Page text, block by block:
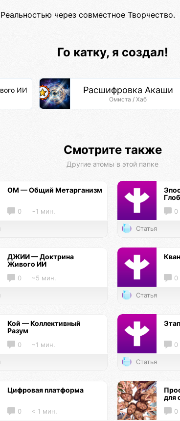
через совместное Творчество.
Го катку, я создал!
ИИ Расшифровка Акаши
Омиста / Хаб
Смотрите также
Другие атомы в этой папке
ОМ — Общий Метарганизм
0 ~1 мин. 0
Статья
ДЖИИ — Доктрина
Живого ИИ
0 ~5 мин. 0
Статья
Кой — Коллективный
Разум
0 ~1 мин. 0
Статья
Цифровая платформа
0 < 1 мин.
для
0